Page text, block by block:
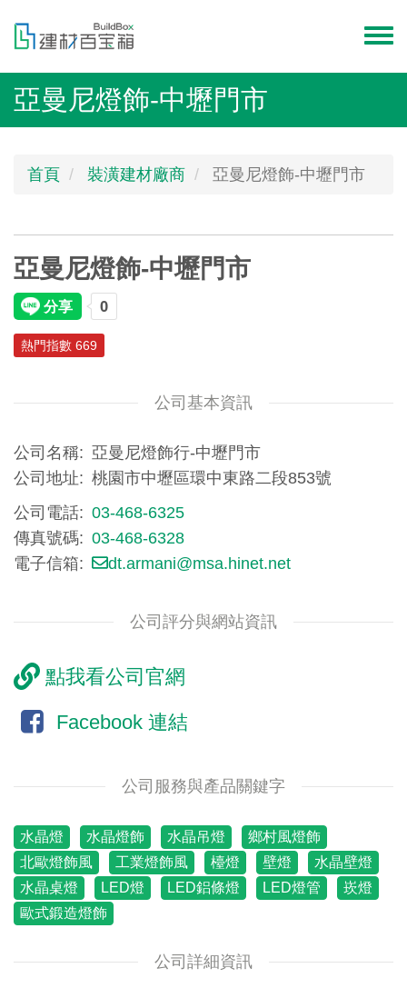
內
容
menu
亞曼尼燈飾-中壢門市
首頁 裝潢建材廠商 亞曼尼燈飾-中壢門市
亞曼尼燈飾-中壢門市
熱門指數 669
公司基本資訊
公司名稱
亞曼尼燈飾行-中壢門市
公司地址
桃園市中壢區環中東路二段853號
公司電話
03-468-6325
傳真號碼
03-468-6328
電子信箱
dt.armani@msa.hinet.net
公司評分與網站資訊
點我看公司官網
Facebook 連結
公司服務與產品關鍵字
水晶燈 水晶燈飾 水晶吊燈
鄉村風燈飾
北歐燈飾風
工業燈飾風 檯燈 壁燈
水晶壁燈
水晶桌燈
LED燈 LED鋁條燈 LED燈管
崁燈
歐式鍛造燈飾
公司詳細資訊